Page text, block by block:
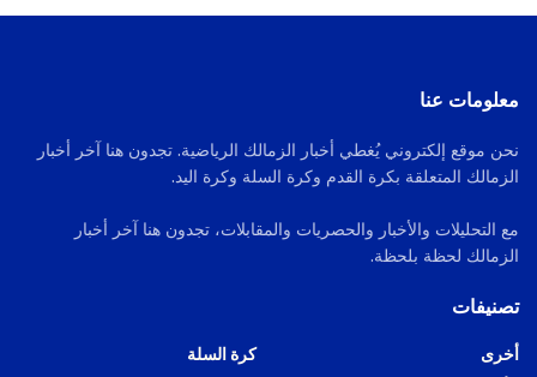
معلومات عنا
نحن موقع إلكتروني يُغطي أخبار الزمالك الرياضية. تجدون هنا آخر أخبار
الزمالك المتعلقة بكرة القدم وكرة السلة وكرة اليد.
مع التحليلات والأخبار والحصريات والمقابلات، تجدون هنا آخر أخبار
الزمالك لحظة بلحظة.
تصنيفات
أخرى كرة السلة